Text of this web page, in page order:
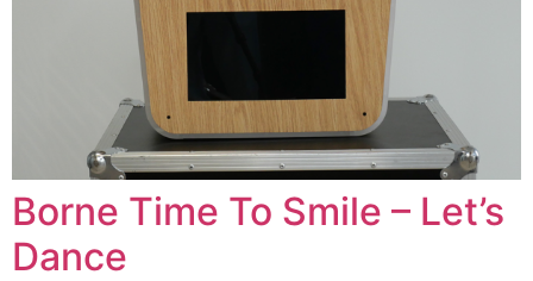
Borne Time To Smile – Let’s
Dance